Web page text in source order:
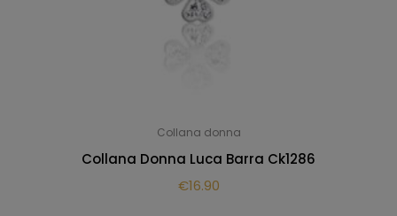
Collana donna
Collana Donna Luca Barra Ck1286
€16.90